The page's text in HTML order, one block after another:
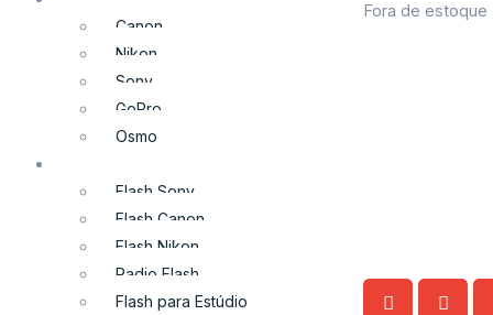
Canon
Nikon
Sony
GoPro
Osmo
Flash Sony
Flash Canon
Flash Nikon
Radio Flash
Flash para Estúdio
Fora de estoque